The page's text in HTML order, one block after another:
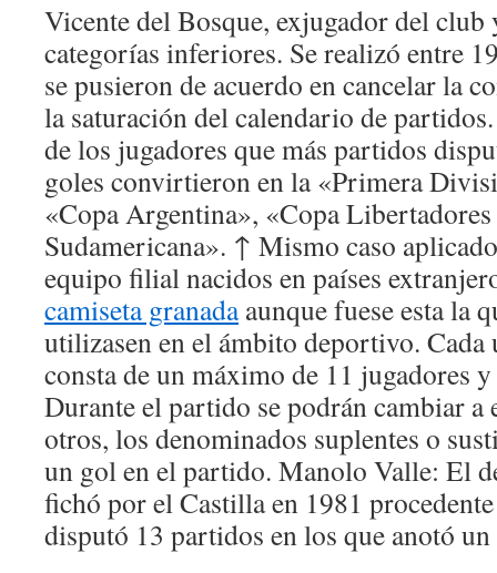
Vicente del Bosque, exjugador del club
categorías inferiores. Se realizó entre
se pusieron de acuerdo en cancelar la
la saturación del calendario de
de los jugadores que más partidos
goles convirtieron en la «Primera
«Copa Argentina», «Copa
Sudamericana». ↑ Mismo caso
equipo filial nacidos en países
camiseta granadaaunque fuese esta la
utilizasen en el ámbito deportivo. Cada
consta de un máximo de 11 jugadores
Durante el partido se podrán cambiar a
otros, los denominados suplentes o
un gol en el partido. Manolo Valle: El
fichó por el Castilla en 1981
disputó 13 partidos en los que anotó